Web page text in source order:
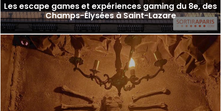
Les escape games et expériences gaming du 8e, des
Champs-Élysées à Saint-Lazare